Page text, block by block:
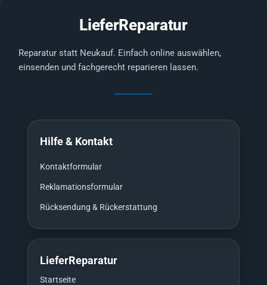
LieferReparatur
Reparatur statt Neukauf. Einfach online auswählen,
einsenden und fachgerecht reparieren lassen.
Hilfe & Kontakt
Kontaktformular
Reklamationsformular
Rücksendung & Rückerstattung
LieferReparatur
Startseite